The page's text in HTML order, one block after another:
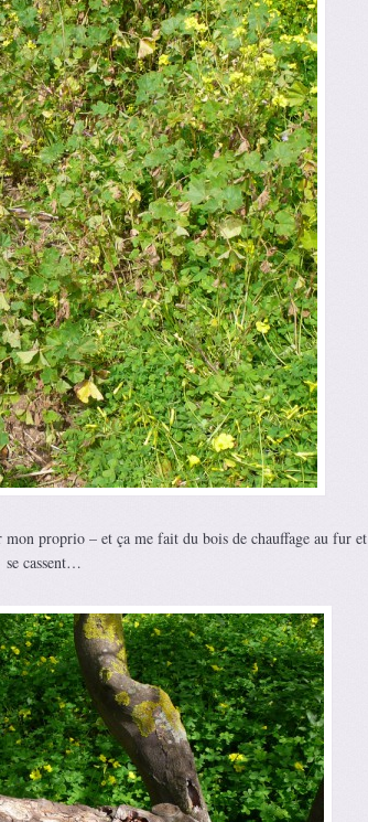
mon proprio – et ça me fait du bois de chauffage au fur et
se cassent…